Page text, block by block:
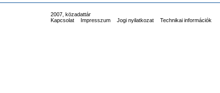
2007, közadattár
Kapcsolat
Impresszum Jogi nyilatkozat Technikai információk